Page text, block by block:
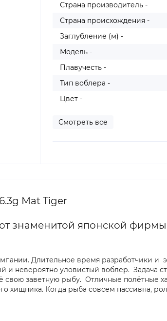
Страна производитель -
Страна происхождения -
Заглубление (м) -
Модель -
Плавучесть -
Тип воблера -
Цвет -
Смотреть все
Mat Tiger
от знаменитой японской
Длительное время разработчики и
невероятно уловистый воблер. Задача
свою заветную рыбу. Отличные полётные
хищника. Когда рыба совсем пассивна,